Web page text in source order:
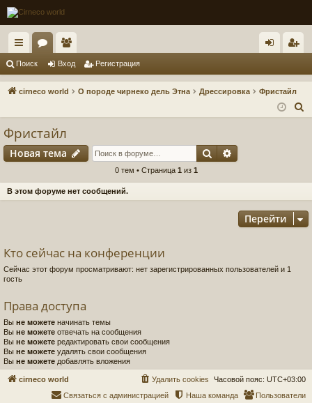
с
ы ум
ол
ьз
ел
д ис
тр
Поиск Вход Регистрация
cirneco world О породе чирнеко дель Этна Дрессировка
Фристайл
Фристайл
Новая тема Поиск
0 тем • Страница 1 из 1
В этом форуме нет сообщений.
Перейти
Кто сейчас на конференции
Сейчас этот форум просматривают: нет зарегистрированных пользователей и 1
гость
Права доступа
Вы не можете начинать темы
Вы не можете отвечать на сообщения
Вы не можете редактировать свои сообщения
Вы не можете удалять свои сообщения
Вы не можете добавлять вложения
cirneco world Часовой пояс: UTC+03:00
Удалить cookies
Пользователи
Наша команда
Связаться с администрацией